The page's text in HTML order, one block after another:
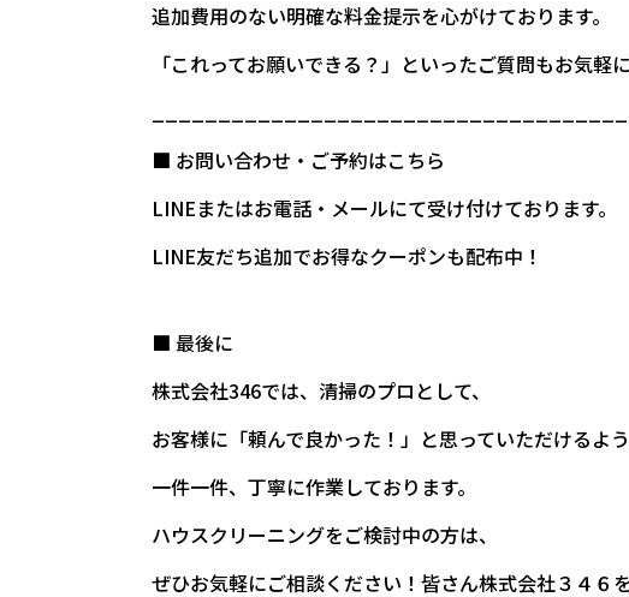
追加費用のない明確な料金提示を心がけております。
「これってお願いできる？」といったご質問もお気軽
■ お問い合わせ・ご予約はこちら
LINEまたはお電話・メールにて受け付けております。
LINE友だち追加でお得なクーポンも配布中！
■ 最後に
株式会社346では、清掃のプロとして、
お客様に「頼んで良かった！」と思っていただけるよう
一件一件、丁寧に作業しております。
ハウスクリーニングをご検討中の方は、
ぜひお気軽にご相談ください！皆さん株式会社３４６